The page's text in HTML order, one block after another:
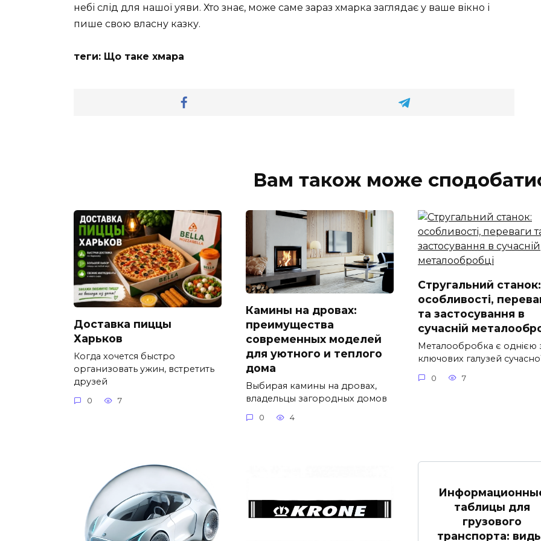
небі слід для нашої уяви. Хто знає, може саме зараз хмарка заглядає у ваше вікно і
пише свою власну казку.
теги: Що таке хмара
Вам також може
Доставка пиццы
Харьков
Когда хочется быстро
организовать ужин, встретить
друзей
0 7
Камины на дровах:
преимущества
современных моделей
для уютного и теплого
дома
Выбирая камины на дровах,
владельцы загородных домов
0 4
Стругальний станок:
особливості,
та застосування в
сучасній
Металообробка є однією
ключових галузей
0 7
таблицы для
грузового
транспорта: